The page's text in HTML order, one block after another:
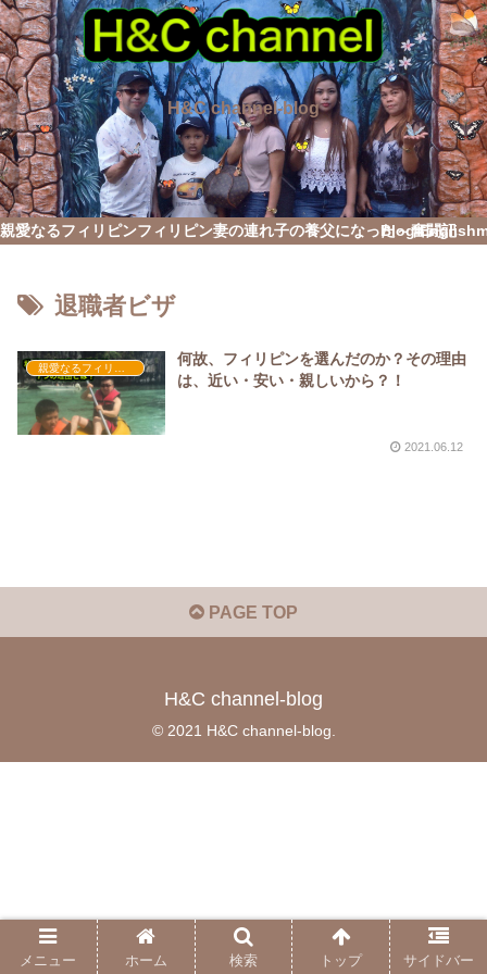
H&C channel-blog
親愛なるフィリピンフィリピン妻の連れ子の養父になった～奮闘記
Blog
退職者ビザ
何故、フィリピンを選んだのか？その理由
は、近い・安い・親しいから？！
2021.06.12
PAGE TOP
H&C channel-blog
© 2021 H&C channel-blog.
メニュー ホーム 検索 トップ サイドバー